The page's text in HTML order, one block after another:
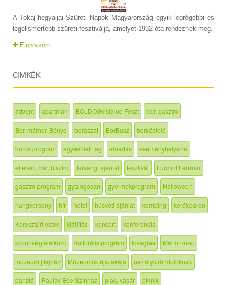
A Tokaj-hegyaljai Szüreti Napok Magyarország egyik legrégebbi és
legelismertebb szüreti fesztiválja, amelyet 1932 óta rendeznek meg.
Elolvasom
CIMKÉK
advent apartman BOLDOGkisfalud Feszt bor, gasztro
Bor, mámor, Bénye borászat BorBusz borkóstoló
boros program egyesületi tag előadás eseményhelyszín
étterem, bár, bisztró farsangi ajánlat fesztivál Furmint Február
gasztro program gyalogosan gyermekprogram Halloween
hangverseny hír hotel húsvéti ajánlat kemping kerékpáron
Keresztúri esték kiállítás koncert konferencia
közönségtalálkozó kulturális program lovaglás Márton-nap
múzeum | tájház Múzeumok éjszakája osztálykirándulóknak
panzió Paulay Ede Színház piac, vásár piknik